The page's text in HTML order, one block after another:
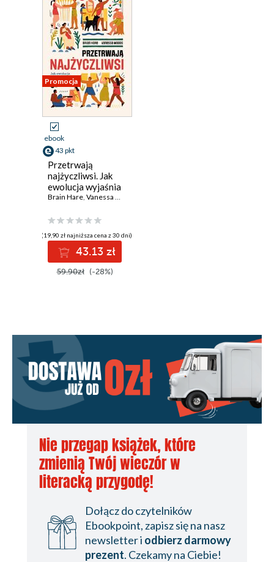
Promocja
ebook
43 pkt
Przetrwają
najżyczliwsi. Jak
ewolucja wyjaśnia
istotę
Brain Hare, Vanessa Woods
(19,90 zł najniższa cena z 30 dni)
43.13 zł
59.90zł (-28%)
Nie przegap książek, które
zmienią Twój wieczór w
literacką przygodę!
Dołącz do czytelników
Ebookpoint, zapisz się na nasz
newsletter i odbierz darmowy
prezent. Czekamy na Ciebie!